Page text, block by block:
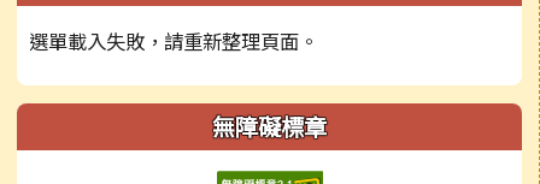
選單載入失敗，請重新整理頁面。
無障礙標章